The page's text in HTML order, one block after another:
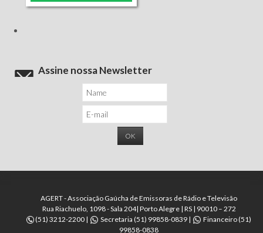
Assine nossa Newsletter
AGERT - Associação Gaúcha de Emissoras de Rádio e Televisão
Rua Riachuelo, 1098 - Sala 204| Porto Alegre | RS | 90010 – 272
(51) 3212-2200 |
Secretaria (51) 99858-0839 |
Financeiro (51)
99858-0838